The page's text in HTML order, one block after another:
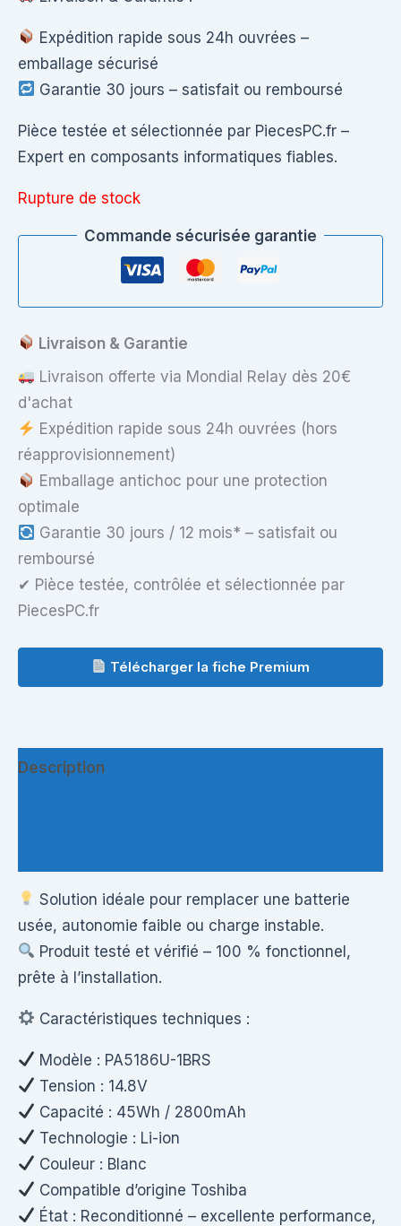
Expédition rapide sous 24h ouvrées –
emballage sécurisé
Garantie 30 jours – satisfait ou remboursé
Pièce testée et sélectionnée par PiecesPC.fr –
Expert en composants informatiques fiables.
Rupture de stock
Commande sécurisée garantie
Livraison & Garantie
Livraison offerte via Mondial Relay dès 20€
d'achat
Expédition rapide sous 24h ouvrées (hors
réapprovisionnement)
Emballage antichoc pour une protection
optimale
Garantie 30 jours / 12 mois* – satisfait ou
remboursé
✔ Pièce testée, contrôlée et sélectionnée par
PiecesPC.fr
Télécharger la fiche Premium
Description
Solution idéale pour remplacer une batterie
usée, autonomie faible ou charge instable.
Produit testé et vérifié – 100 % fonctionnel,
prête à l’installation.
Caractéristiques techniques :
Modèle : PA5186U-1BRS
Tension : 14.8V
Capacité : 45Wh / 2800mAh
Technologie : Li-ion
Couleur : Blanc
Compatible d’origine Toshiba
État : Reconditionné – excellente performance,